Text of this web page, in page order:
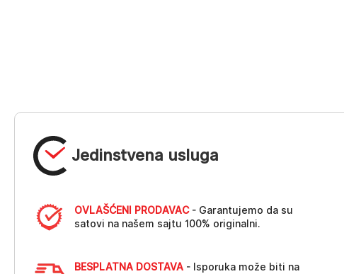
Jedinstvena usluga
OVLAŠĆENI PRODAVAC- Garantujemo da su
satovi na našem sajtu 100% originalni.
BESPLATNA DOSTAVA - Isporuka može biti na